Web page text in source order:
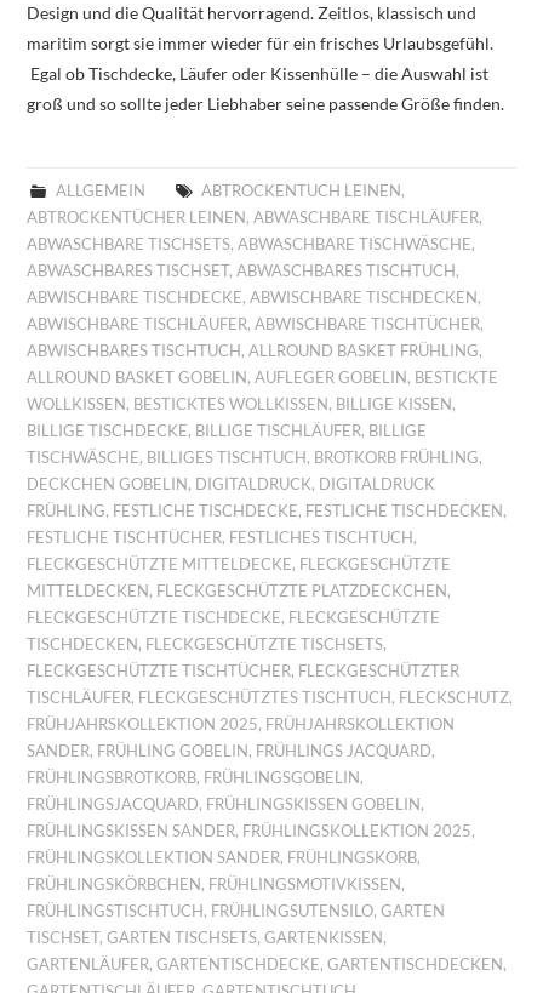
Design und die Qualität hervorragend. Zeitlos, klassisch und
maritim sorgt sie immer wieder für ein frisches Urlaubsgefühl.
Egal ob Tischdecke, Läufer oder Kissenhülle – die Auswahl ist
groß und so sollte jeder Liebhaber seine passende Größe finden.
ALLGEMEIN ABTROCKENTUCH LEINEN ,
ABTROCKENTÜCHER LEINEN ,ABWASCHBARE TISCHLÄUFER,
ABWASCHBARE TISCHSETS,ABWASCHBARE TISCHWÄSCHE,
ABWASCHBARES TISCHSET,ABWASCHBARES TISCHTUCH ,
ABWISCHBARE TISCHDECKE,ABWISCHBARE TISCHDECKEN ,
ABWISCHBARE TISCHLÄUFER,ABWISCHBARE TISCHTÜCHER,
ABWISCHBARES TISCHTUCH ,ALLROUND BASKET FRÜHLING,
ALLROUND BASKET GOBELIN ,AUFLEGER GOBELIN , BESTICKTE
WOLLKISSEN , BESTICKTES WOLLKISSEN , BILLIGE KISSEN ,
BILLIGE TISCHDECKE, BILLIGE TISCHLÄUFER, BILLIGE
TISCHWÄSCHE, BILLIGES TISCHTUCH , BROTKORB FRÜHLING,
DECKCHEN GOBELIN , DIGITALDRUCK, DIGITALDRUCK
FRÜHLING, FESTLICHE TISCHDECKE, FESTLICHE TISCHDECKEN ,
FESTLICHE TISCHTÜCHER, FESTLICHES TISCHTUCH ,
FLECKGESCHÜTZTE MITTELDECKE, FLECKGESCHÜTZTE
MITTELDECKEN , FLECKGESCHÜTZTE PLATZDECKCHEN ,
FLECKGESCHÜTZTE TISCHDECKE, FLECKGESCHÜTZTE
TISCHDECKEN , FLECKGESCHÜTZTE TISCHSETS,
FLECKGESCHÜTZTE TISCHTÜCHER, FLECKGESCHÜTZTER
TISCHLÄUFER, FLECKGESCHÜTZTES TISCHTUCH , FLECKSCHUTZ,
FRÜHJAHRSKOLLEKTION 2025, FRÜHJAHRSKOLLEKTION
SANDER, FRÜHLING GOBELIN , FRÜHLINGS JACQUARD,
FRÜHLINGSBROTKORB, FRÜHLINGSGOBELIN ,
FRÜHLINGSJACQUARD, FRÜHLINGSKISSEN GOBELIN ,
FRÜHLINGSKISSEN SANDER, FRÜHLINGSKOLLEKTION 2025,
FRÜHLINGSKOLLEKTION SANDER, FRÜHLINGSKORB,
FRÜHLINGSKÖRBCHEN , FRÜHLINGSMOTIVKISSEN ,
FRÜHLINGSTISCHTUCH , FRÜHLINGSUTENSILO,GARTEN
TISCHSET,GARTEN TISCHSETS,GARTENKISSEN ,
GARTENLÄUFER,GARTENTISCHDECKE,GARTENTISCHDECKEN ,